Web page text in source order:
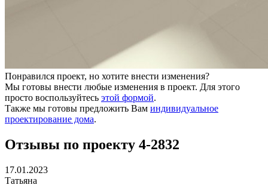
Понравился проект, но хотите внести изменения?
Мы готовы внести любые изменения в проект. Для этого
просто воспользуйтесь этой формой.
Также мы готовы предложить Вам индивидуальное
проектирование дома.
Отзывы по проекту 4-2832
17.01.2023
Татьяна